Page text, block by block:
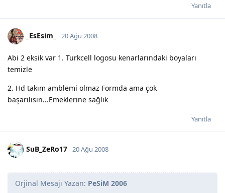
Yanıtla
_EsEsim_ 20 Ağu 2008
Abi 2 eksik var 1. Turkcell logosu kenarlarındaki boyaları
temizle
2. Hd takım amblemi olmaz Formda ama çok
başarılısın...Emeklerine sağlık
Yanıtla
SuB_ZeRo17 20 Ağu 2008
Orjinal Mesajı Yazan: PeSiM 2006